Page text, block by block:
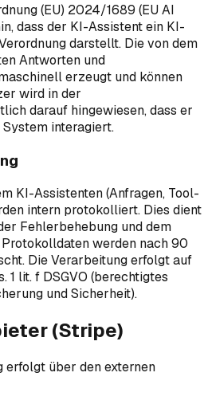
(EU) 2024/1689 (EU AI
dass der KI-Assistent ein KI-
darstellt. Die von dem
Antworten und
erzeugt und können
wird in der
darauf hingewiesen, dass er
interagiert.
KI-Assistenten (Anfragen, Tool-
intern protokolliert. Dies dient
Fehlerbehebung und dem
werden nach 90
Die Verarbeitung erfolgt auf
1 lit. f DSGVO (berechtigtes
und Sicherheit).
(Stripe)
erfolgt über den externen